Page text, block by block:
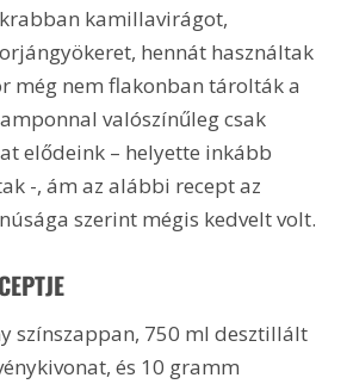
kamillavirágot,
hennát használtak
még nem flakonban tárolták a
valószínűleg csak
elődeink – helyette inkább
-, ám az alábbi recept az
szerint mégis kedvelt volt.
színszappan, 750 ml desztillált
és 10 gramm